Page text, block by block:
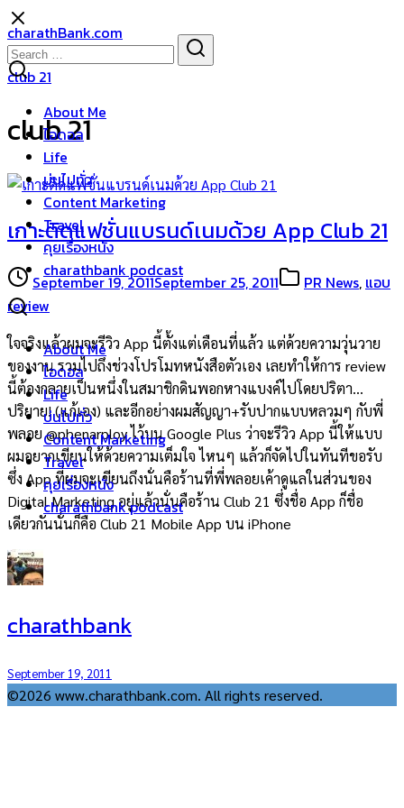
Skip
to
content
charathBank.com
About Me
ไอดอล
Life
บ่นไปทั่ว
Content Marketing
Travel
คุยเรื่องหนัง
charathbank podcast
About Me
ไอดอล
Life
บ่นไปทั่ว
Content Marketing
Travel
คุยเรื่องหนัง
charathbank podcast
Search
for:
club 21
club 21
เกาะติดแฟชั่นแบรนด์เนมด้วย App Club 21
September 19, 2011September 25, 2011 PR News, แอบ
review
ใจจริงแล้วผมจะรีวิว App นี้ตั้งแต่เดือนที่แล้ว แต่ด้วยความวุ่นวาย
ของงาน รวมไปถึงช่วงโปรโมทหนังสือตัวเอง เลยทำให้การ review
นี้ต้องกลายเป็นหนึ่งในสมาชิกดินพอกหางแบงค์ไปโดยปริตา…
ปริยาย! (แก้เอง) และอีกอย่างผมสัญญา+รับปากแบบหลวมๆ กับพี่
พลอย @phenarploy ไว้บน Google Plus ว่าจะรีวิว App นี้ให้แบบ
ผมอยากเขียนให้ด้วยความเต็มใจ ไหนๆ แล้วก็จัดไปในทันทีขอรับ
ซึ่ง App ที่ผมจะเขียนถึงนั่นคือร้านที่พี่พลอยเค้าดูแลในส่วนของ
Digital Marketing อยู่แล้วนั่นคือร้าน Club 21 ซึ่งชื่อ App ก็ชื่อ
เดียวกันนั่นก็คือ Club 21 Mobile App บน iPhone
charathbank
September 19, 2011
©2026 www.charathbank.com. All rights reserved.